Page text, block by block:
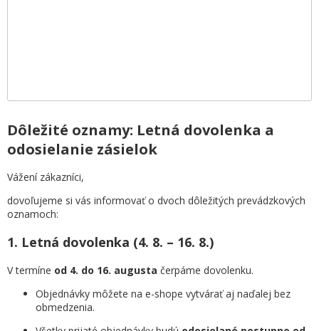
Dôležité oznamy: Letná dovolenka a
odosielanie zásielok
Vážení zákazníci,
dovoľujeme si vás informovať o dvoch dôležitých prevádzkových
oznamoch:
1. Letná dovolenka (4. 8. – 16. 8.)
V termíne od 4. do 16. augusta čerpáme dovolenku.
Objednávky môžete na e-shope vytvárať aj naďalej bez
obmedzenia.